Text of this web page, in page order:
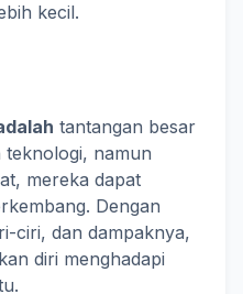
kecil.
tantangan besar
teknologi, namun
mereka dapat
Dengan
ciri, dan dampaknya,
diri menghadapi